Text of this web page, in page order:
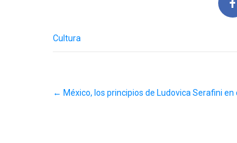
Cultura
navigation
← México, los principios de Ludovica Serafini en